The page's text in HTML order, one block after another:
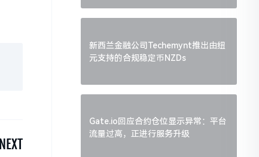
NEXT
新西兰金融公司Techemynt推出由纽
元支持的合规稳定币NZDs
Gate.io回应合约仓位显示异常：平台
流量过高，正进行服务升级